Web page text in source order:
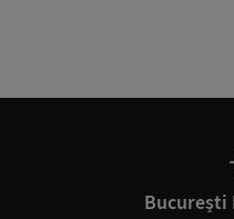
București